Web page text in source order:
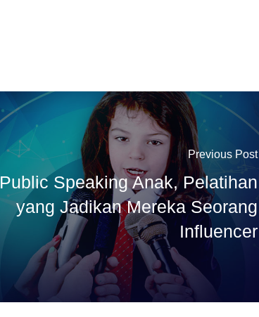
Previous Post
Public Speaking Anak, Pelatihan
yang Jadikan Mereka Seorang
Influencer